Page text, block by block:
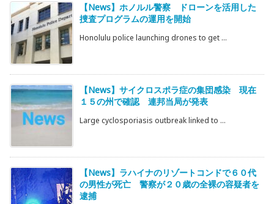
【News】ホノルル警察 ドローンを活用した
捜査プログラムの運用を開始
Honolulu police launching drones to get ...
【News】サイクロスポラ症の集団感染 現在
１５の州で確認 連邦当局が発表
Large cyclosporiasis outbreak linked to ...
【News】ラハイナのリゾートコンドで６０代
の男性が死亡 警察が２０歳の全裸の容疑者を
逮捕